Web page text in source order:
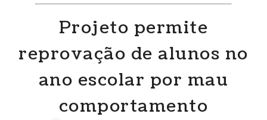
Projeto permite
reprovação de alunos no
ano escolar por mau
comportamento